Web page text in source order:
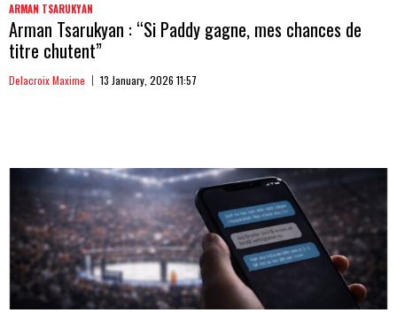
ARMAN TSARUKYAN
Arman Tsarukyan : “Si Paddy gagne, mes chances de
titre chutent”
Delacroix Maxime 13 January, 2026 11:57